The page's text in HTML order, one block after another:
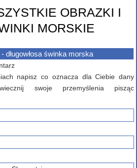
OBRAZKI I
MORSKIE
długowłosa świnka morska
napisz co oznacza dla Ciebie dany
swoje przemyślenia pisząc